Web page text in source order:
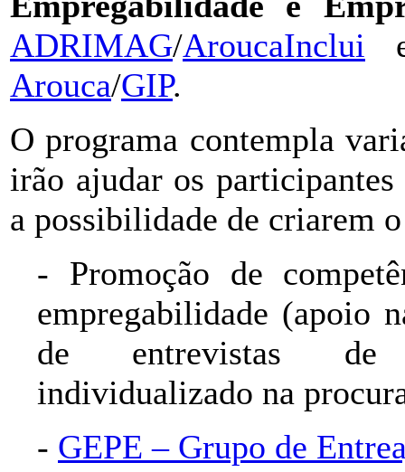
ADRIMAG/AroucaInclui
Arouca/GIP.
O programa contempla
irão ajudar os
a possibilidade de criarem
- Promoção de
empregabilidade (apoio
de entrevistas de
individualizado na
- GEPE – Grupo de